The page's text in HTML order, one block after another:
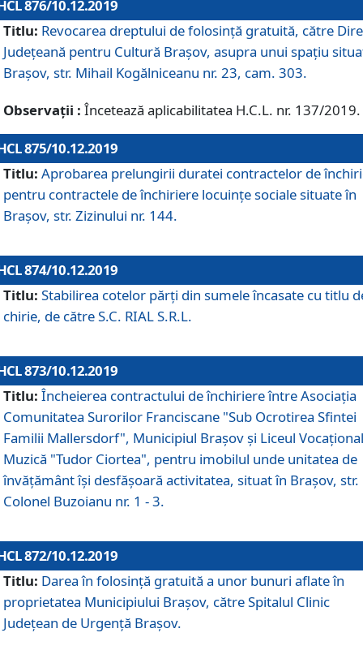
876/10.12.2019
Titlu: Revocarea dreptului de folosinţă gratuită, către
Judeţeană pentru Cultură Braşov, asupra unui spaţiu
Braşov, str. Mihail Kogălniceanu nr. 23, cam. 303.
Observații : Încetează aplicabilitatea H.C.L. nr. 137/2019.
875/10.12.2019
Titlu: Aprobarea prelungirii duratei contractelor de
pentru contractele de închiriere locuinţe sociale situate în
Braşov, str. Zizinului nr. 144.
874/10.12.2019
Titlu: Stabilirea cotelor părți din sumele încasate cu titlu
chirie, de către S.C. RIAL S.R.L.
873/10.12.2019
Titlu: Încheierea contractului de închiriere între Asociația
Comunitatea Surorilor Franciscane "Sub Ocrotirea Sfintei
Familii Mallersdorf", Municipiul Braşov şi Liceul
Muzică "Tudor Ciortea", pentru imobilul unde unitatea de
învățământ îşi desfăşoară activitatea, situat în Braşov, str.
Colonel Buzoianu nr. 1 - 3.
872/10.12.2019
Titlu: Darea în folosinţă gratuită a unor bunuri aflate în
proprietatea Municipiului Braşov, către Spitalul Clinic
Judeţean de Urgenţă Braşov.